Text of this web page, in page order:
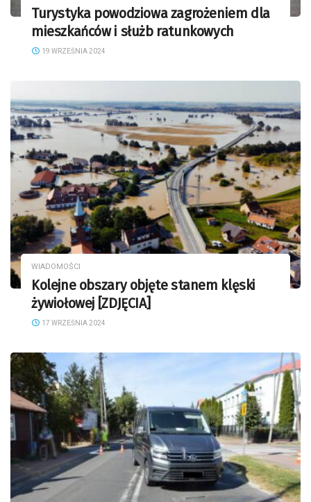
Turystyka powodziowa zagrożeniem dla
mieszkańców i służb ratunkowych
19 WRZEŚNIA 2024
WIADOMOŚCI
Kolejne obszary objęte stanem klęski
żywiołowej [ZDJĘCIA]
17 WRZEŚNIA 2024